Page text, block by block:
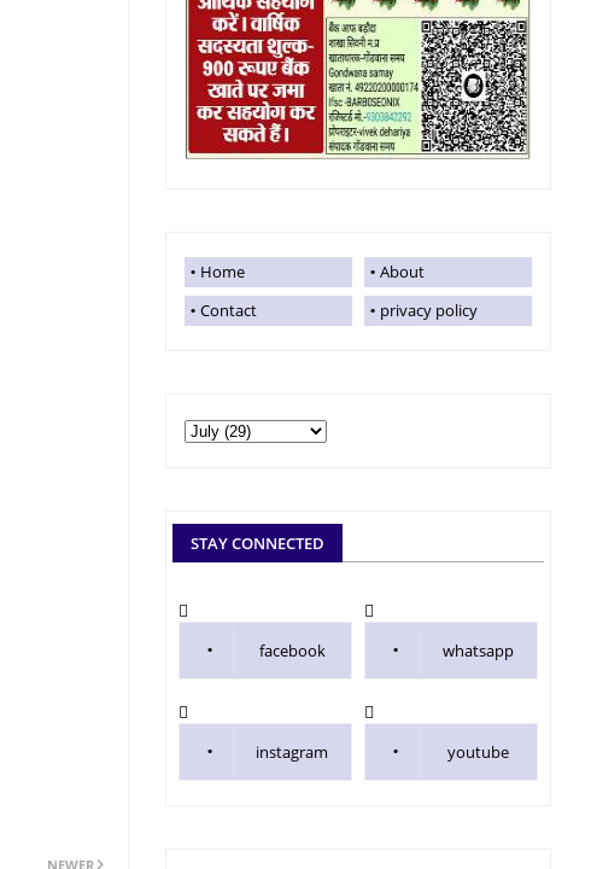
NEWER
Home
About
Contact
privacy policy
STAY CONNECTED
facebook whatsapp
instagram youtube